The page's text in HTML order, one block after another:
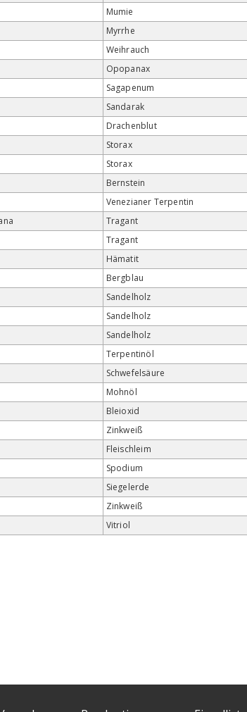
Mumie
Myrrhe
Weihrauch
Opopanax
Sagapenum
Sandarak
Drachenblut
Storax
Storax
Bernstein
Venezianer Terpentin
Tragant
Tragant
Hämatit
Bergblau
Sandelholz
Sandelholz
Sandelholz
Terpentinöl
Schwefelsäure
Mohnöl
Bleioxid
Zinkweiß
Fleischleim
Spodium
Siegelerde
Zinkweiß
Vitriol